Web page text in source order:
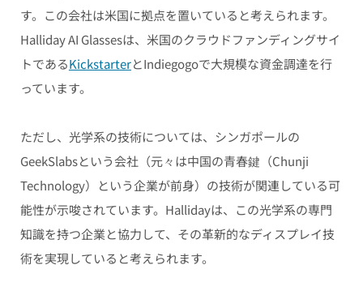
す。この会社は米国に拠点を置いていると考えられます。
Halliday AI Glassesは、米国のクラウドファンディングサイ
トであるKickstarterとIndiegogoで大規模な資金調達を行
っています。
ただし、光学系の技術については、シンガポールの
GeekSlabsという会社（元々は中国の青春鍵（Chunji
Technology）という企業が前身）の技術が関連している可
能性が示唆されています。Hallidayは、この光学系の専門
知識を持つ企業と協力して、その革新的なディスプレイ技
術を実現していると考えられます。